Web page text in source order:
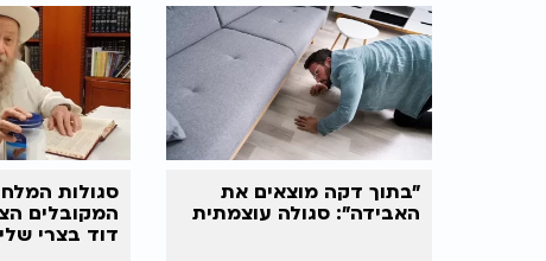
"בתוך דקה מוצאים את
האבידה": סגולה עוצמתית
סגולות
המקובלים
דוד בצרי